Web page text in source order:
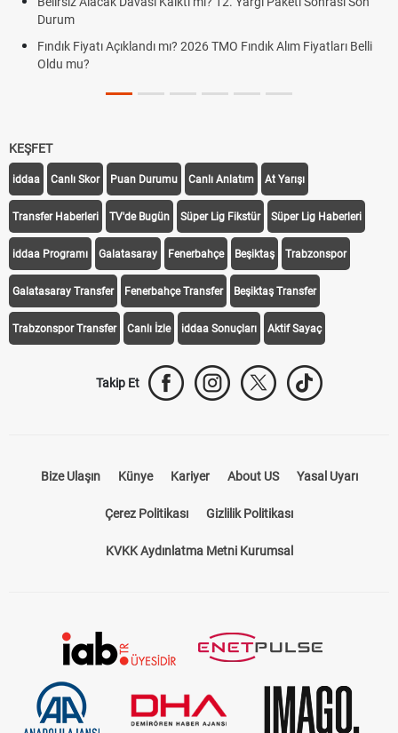
TMO Fındık Alım Fiyatları Belli
CarrefourSA satıldı mı? Satın
KEŞFET
iddaa Canlı Skor Puan Durumu Canlı Anlatım At Yarışı
Transfer Haberleri TV'de Bugün Süper Lig Fikstür Süper Lig Haberleri
iddaa Programı Galatasaray Fenerbahçe Beşiktaş Trabzonspor
Galatasaray Transfer Fenerbahçe Transfer Beşiktaş Transfer
Trabzonspor Transfer Canlı İzle iddaa Sonuçları Aktif Sayaç
Takip Et
Bize Ulaşın Künye Kariyer About US Yasal Uyarı
Çerez Politikası Gizlilik Politikası
KVKK Aydınlatma Metni Kurumsal